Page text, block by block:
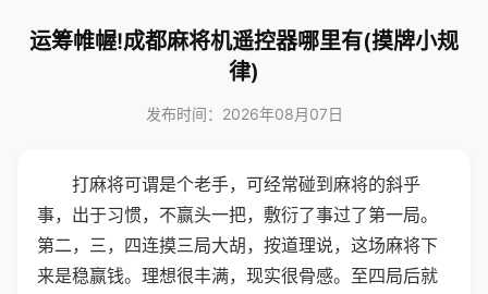
运筹帷幄!成都麻将机遥控器哪里有(摸牌小规
律)
发布时间：2026年08月07日
打麻将可谓是个老手，可经常碰到麻将的斜乎
事，出于习惯，不赢头一把，敷衍了事过了第一局。
第二，三，四连摸三局大胡，按道理说，这场麻将下
来是稳赢钱。理想很丰满，现实很骨感。至四局后就